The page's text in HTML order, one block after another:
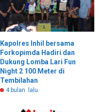
Kapolres Inhil bersama
Forkopimda Hadiri dan
Dukung Lomba Lari Fun
Night 2 100 Meter di
Tembilahan
4 bulan lalu